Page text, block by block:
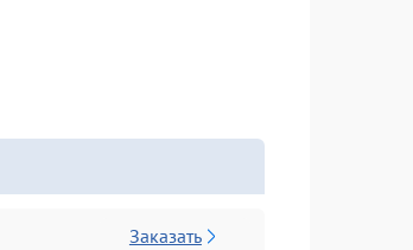
Заказать